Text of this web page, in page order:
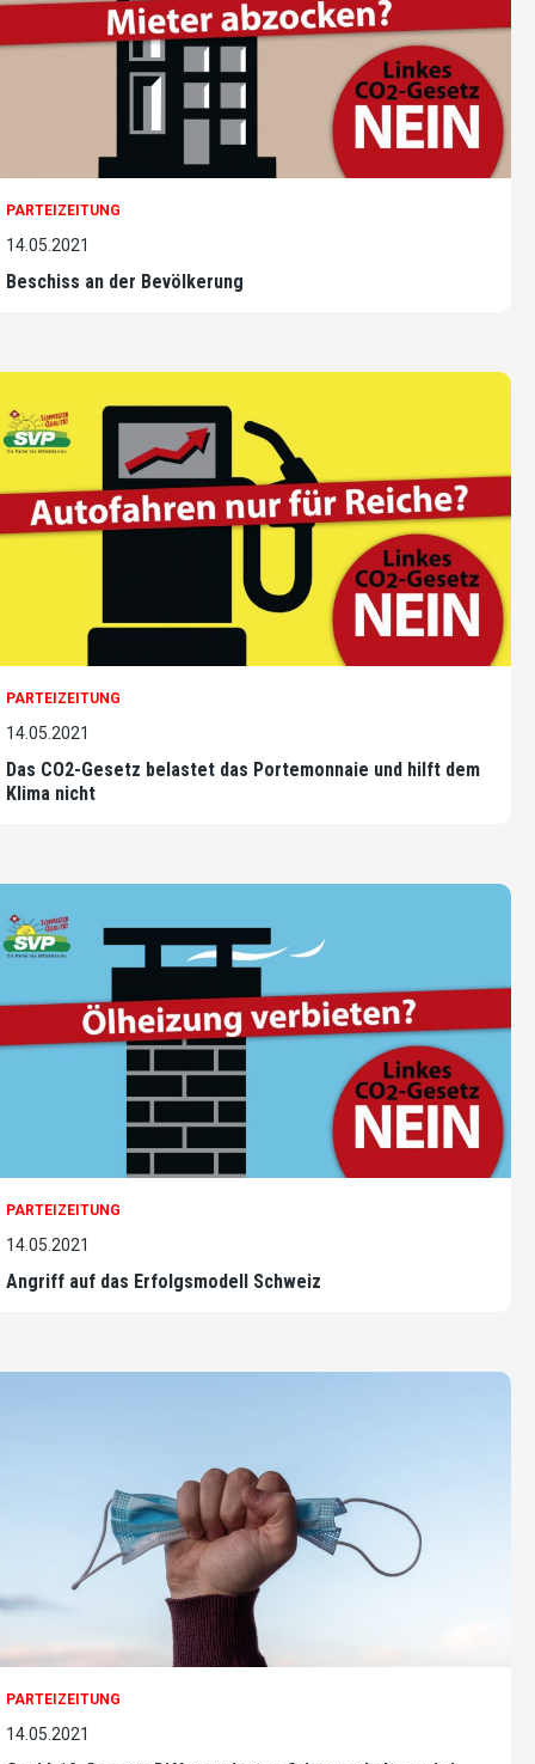
PARTEIZEITUNG
14.05.2021
Beschiss an der Bevölkerung
PARTEIZEITUNG
14.05.2021
Das CO2-Gesetz belastet das Portemonnaie und hilft dem
Klima nicht
PARTEIZEITUNG
14.05.2021
Angriff auf das Erfolgsmodell Schweiz
PARTEIZEITUNG
14.05.2021